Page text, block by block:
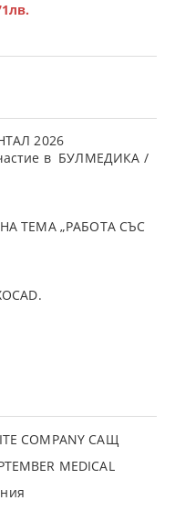
2026
в БУЛМЕДИКА /
ТЕМА „РАБОТА СЪС
COMPANY САЩ
MEDICAL